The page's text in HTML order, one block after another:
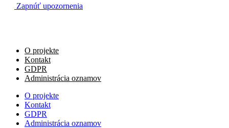
Zapnúť upozornenia
O projekte
Kontakt
GDPR
Administrácia oznamov
O projekte
Kontakt
GDPR
Administrácia oznamov